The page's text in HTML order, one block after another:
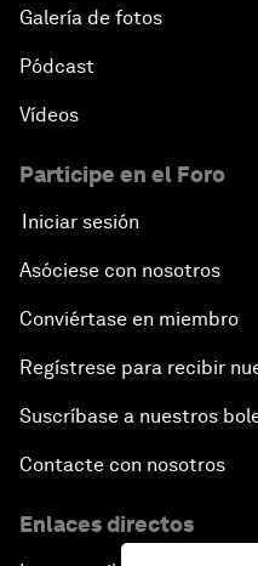
Galería de fotos
Pódcast
Vídeos
Participe en el Foro
Iniciar sesión
Asóciese con nosotros
Conviértase en miembro
Regístrese para recibir
Suscríbase a nuestros
Contacte con nosotros
Enlaces directos